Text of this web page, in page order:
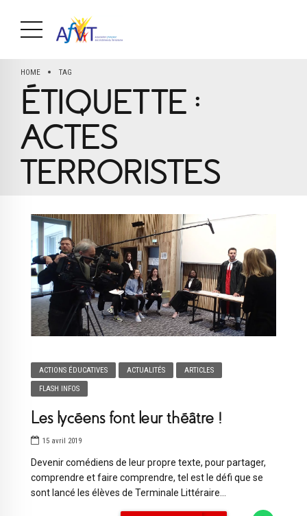
HOME TAG
ÉTIQUETTE :
ACTES
TERRORISTES
ACTIONS ÉDUCATIVES ACTUALITÉS ARTICLES
FLASH INFOS
Les lycéens font leur théâtre !
15 avril 2019
Devenir comédiens de leur propre texte, pour partager,
comprendre et faire comprendre, tel est le défi que se
sont lancé les élèves de Terminale Littéraire...